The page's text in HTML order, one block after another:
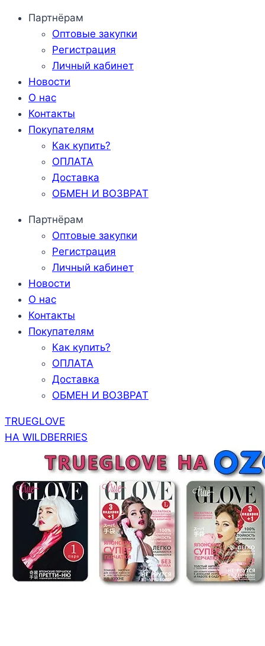
Перейти
содержанию
Партнёрам
Оптовые закупки
Регистрация
Личный кабинет
Новости
О нас
Контакты
Покупателям
Как купить?
ОПЛАТА
Доставка
ОБМЕН И ВОЗВРАТ
Партнёрам
Оптовые закупки
Регистрация
Личный кабинет
Новости
О нас
Контакты
Покупателям
Как купить?
ОПЛАТА
Доставка
ОБМЕН И ВОЗВРАТ
TRUEGLOVE
НА WILDBERRIES